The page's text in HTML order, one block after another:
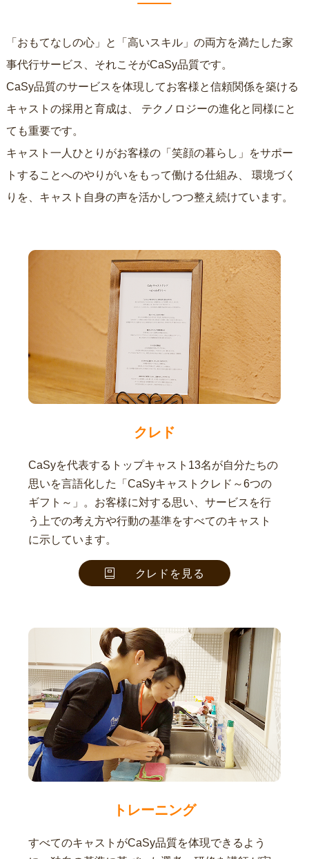
「おもてなしの心」と「高いスキル」の両方を満たした家
事代行サービス、それこそがCaSy品質です。
CaSy品質のサービスを体現してお客様と信頼関係を築ける
キャストの採用と育成は、
ても重要です。
キャスト一人ひとりがお客様の「笑顔の暮らし」をサポー
トすることへのやりがいをもって働ける仕組み、
りを、キャスト自身の声を活かしつつ整え続けています。
クレド
CaSyを代表するトップキャスト13名が自分たちの
思いを言語化した「CaSyキャストクレド～6つの
ギフト～」。お客様に対する思い、サービスを行
う上での考え方や行動の基準をすべてのキャスト
に示しています。
クレドを見る
トレーニング
すべてのキャストがCaSy品質を体現できるよう